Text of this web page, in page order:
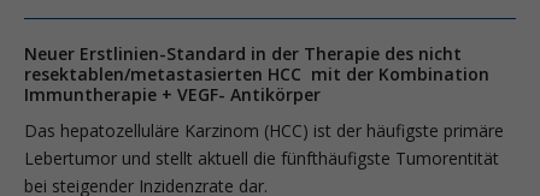
Neuer Erstlinien-Standard in der Therapie des nicht
resektablen/metastasierten HCC mit der Kombination
Immuntherapie + VEGF- Antikörper
Das hepatozelluläre Karzinom (HCC) ist der häufigste primäre
Lebertumor und stellt aktuell die fünfthäufigste Tumorentität
bei steigender Inzidenzrate dar.